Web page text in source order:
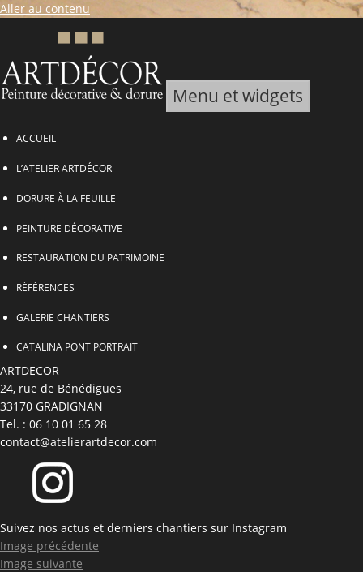
Aller au contenu
Menu et widgets
ACCUEIL
L’ATELIER ARTDÉCOR
DORURE À LA FEUILLE
PEINTURE DÉCORATIVE
RESTAURATION DU PATRIMOINE
RÉFÉRENCES
GALERIE CHANTIERS
CATALINA PONT PORTRAIT
ARTDECOR
24, rue de Bénédigues
33170 GRADIGNAN
Tel. : 06 10 01 65 28
contact@atelierartdecor.com
Suivez nos actus et derniers chantiers sur Instagram
Image précédente
Image suivante